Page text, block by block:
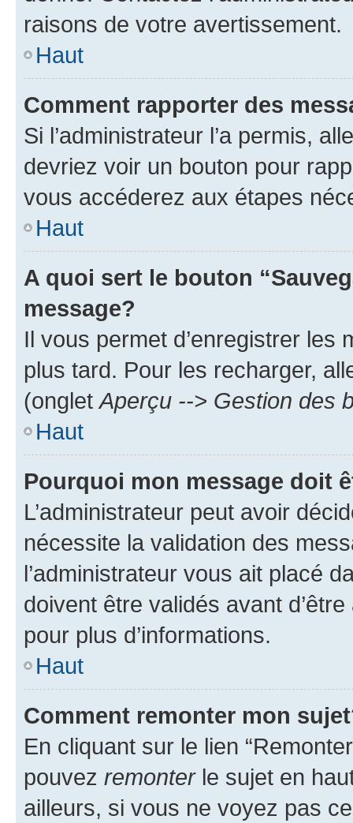
raisons de votre avertissement.
Haut
Comment rapporter des
Si l’administrateur l’a permis,
devriez voir un bouton pour
vous accéderez aux étapes
Haut
A quoi sert le bouton
message?
Il vous permet d’enregistrer
plus tard. Pour les recharger,
(ongletAperçu --> Gestion des
Haut
Pourquoi mon message doit
L’administrateur peut avoir
nécessite la validation des
l’administrateur vous ait placé
doivent être validés avant
pour plus d’informations.
Haut
Comment remonter mon
En cliquant sur le lien
pouvez remonterle sujet en
ailleurs, si vous ne voyez pas